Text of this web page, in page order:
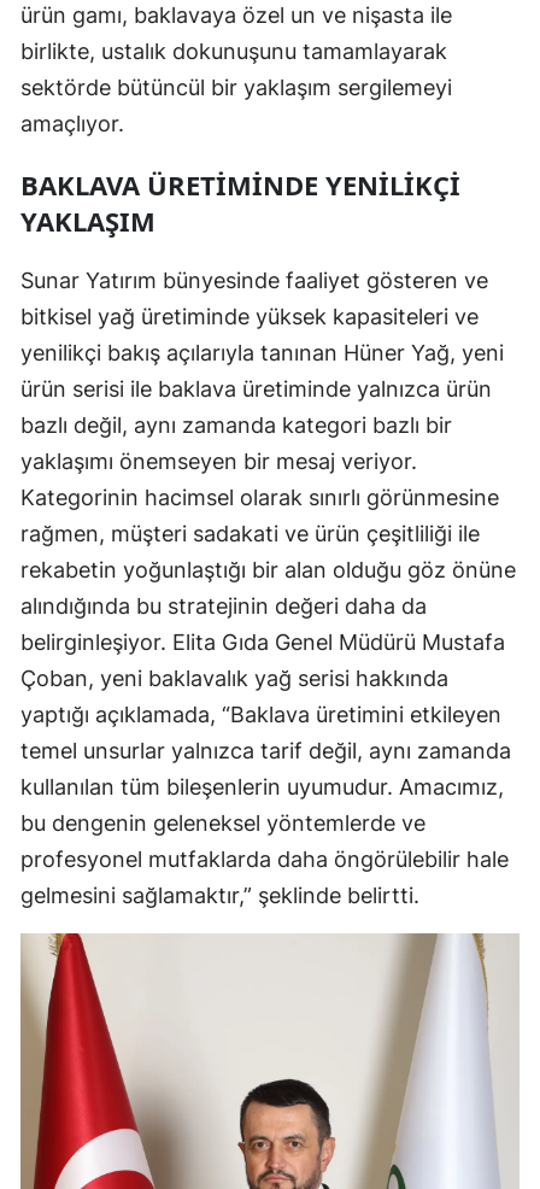
ürün gamı, baklavaya özel un ve nişasta ile
birlikte, ustalık dokunuşunu tamamlayarak
sektörde bütüncül bir yaklaşım sergilemeyi
amaçlıyor.
BAKLAVA ÜRETIMINDE YENILIKÇI
YAKLAŞIM
Sunar Yatırım bünyesinde faaliyet gösteren ve
bitkisel yağ üretiminde yüksek kapasiteleri ve
yenilikçi bakış açılarıyla tanınan Hüner Yağ, yeni
ürün serisi ile baklava üretiminde yalnızca ürün
bazlı değil, aynı zamanda kategori bazlı bir
yaklaşımı önemseyen bir mesaj veriyor.
Kategorinin hacimsel olarak sınırlı görünmesine
rağmen, müşteri sadakati ve ürün çeşitliliği ile
rekabetin yoğunlaştığı bir alan olduğu göz önüne
alındığında bu stratejinin değeri daha da
belirginleşiyor. Elita Gıda Genel Müdürü Mustafa
Çoban, yeni baklavalık yağ serisi hakkında
yaptığı açıklamada, “Baklava üretimini etkileyen
temel unsurlar yalnızca tarif değil, aynı zamanda
kullanılan tüm bileşenlerin uyumudur. Amacımız,
bu dengenin geleneksel yöntemlerde ve
profesyonel mutfaklarda daha öngörülebilir hale
gelmesini sağlamaktır,” şeklinde belirtti.